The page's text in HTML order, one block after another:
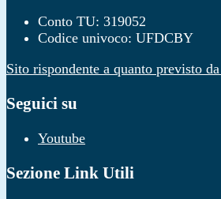
Conto TU: 319052
Codice univoco: UFDCBY
Sito rispondente a quanto previsto da
Seguici su
Youtube
Sezione Link Utili